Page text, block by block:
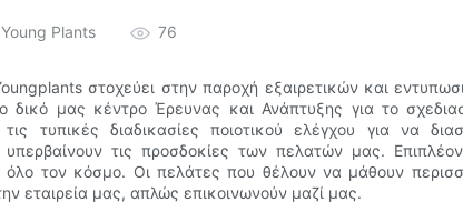
Young Plants 76
στοχεύει στην παροχή εξαιρετικών και
δικό μας κέντρο Έρευνας και Ανάπτυξης για το
τυπικές διαδικασίες ποιοτικού ελέγχου για να
υπερβαίνουν τις προσδοκίες των πελατών μας.
τον κόσμο. Οι πελάτες που θέλουν να μάθουν
εταιρεία μας, απλώς επικοινωνούν μαζί μας.